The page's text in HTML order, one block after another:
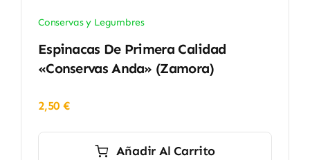
Conservas y Legumbres
Espinacas De Primera Calidad
«Conservas Anda» (Zamora)
2,50€
Añadir Al Carrito